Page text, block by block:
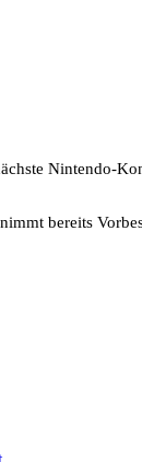
Nintendo-
bereits